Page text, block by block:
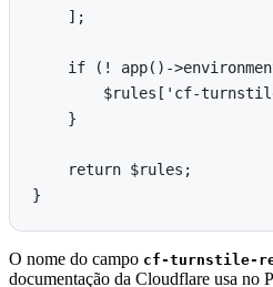
    ];
if (! app()-
$rules['cf-
    }
    return $rules;
O nome do campo cf-turnstile-
documentação da Cloudflare usa no